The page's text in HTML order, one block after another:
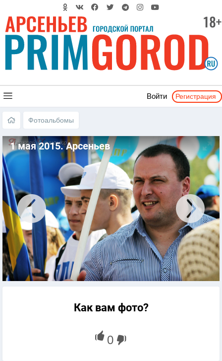
Войти Регистрация
Фотоальбомы
1 мая 2015. Арсеньев
Как вам фото?